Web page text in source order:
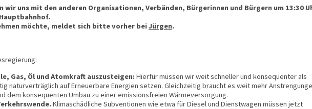
wir uns mit den anderen Organisationen, Verbänden, Bürgerinnen und Bürgern um 13:30
möchte, meldet sich bitte vorher beiJürgen.
Gas, Öl und Atomkraft auszusteigen:Hierfür müssen wir weit schneller und konsequenter als
naturverträglich auf Erneuerbare Energien setzen. Gleichzeitig braucht es weit mehr
dem konsequenten Umbau zu einer emissionsfreien Wärmeversorgung.
Klimaschädliche Subventionen wie etwa für Diesel und Dienstwagen müssen jetzt